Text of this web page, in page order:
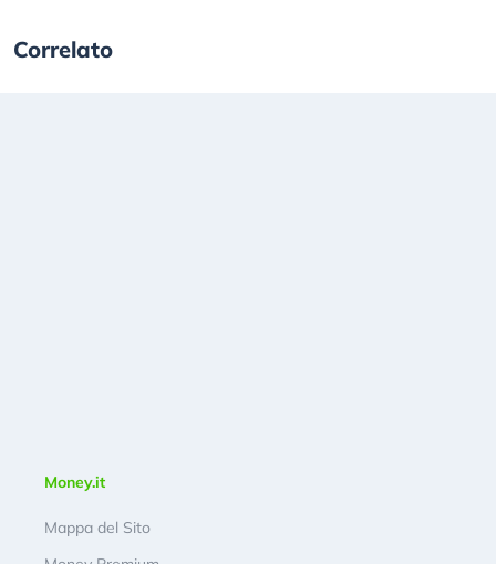
Correlato
Money.it
Mappa del Sito